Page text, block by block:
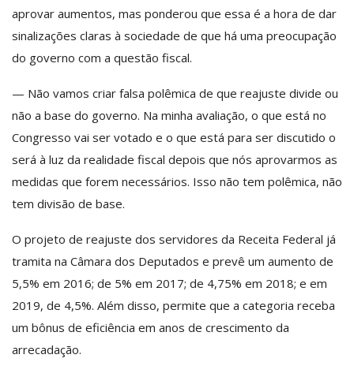
aprovar aumentos, mas ponderou que essa é a hora de dar
sinalizações claras à sociedade de que há uma preocupação
do governo com a questão fiscal.
— Não vamos criar falsa polêmica de que reajuste divide ou
não a base do governo. Na minha avaliação, o que está no
Congresso vai ser votado e o que está para ser discutido o
será à luz da realidade fiscal depois que nós aprovarmos as
medidas que forem necessários. Isso não tem polêmica, não
tem divisão de base.
O projeto de reajuste dos servidores da Receita Federal já
tramita na Câmara dos Deputados e prevê um aumento de
5,5% em 2016; de 5% em 2017; de 4,75% em 2018; e em
2019, de 4,5%. Além disso, permite que a categoria receba
um bônus de eficiência em anos de crescimento da
arrecadação.